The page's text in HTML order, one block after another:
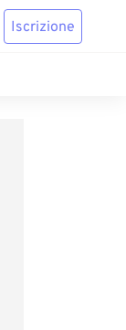
Iscrizione